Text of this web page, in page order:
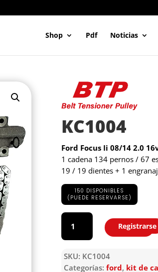
Shop Pdf Noticias
KC1004
Ford Focus Ii 08/14 2.0
1 cadena 134 pernos / 67
19 / 19 dientes + 1
150 DISPONIBLES
(PUEDE RESERVARSE)
KC1004
cantidad
Agregar
Registrarse
SKU: KC1004
Categorías: ford, kit de